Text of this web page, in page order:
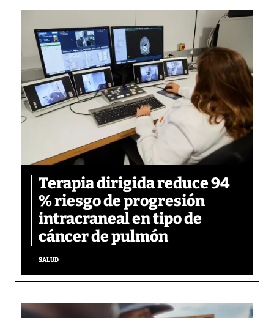
Terapia dirigida reduce 94
% riesgo de progresión
intracraneal en tipo de
cáncer de pulmón
SALUD